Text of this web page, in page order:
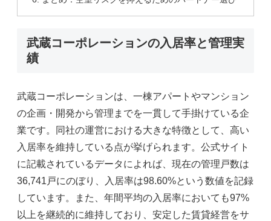
武蔵コーポレーションの入居率と管理実
績
武蔵コーポレーションは、一棟アパートやマンション
の企画・開発から管理までを一貫して手掛けている企
業です。同社の運営における大きな特徴として、高い
入居率を維持している点が挙げられます。公式サイト
に記載されているデータによれば、現在の管理戸数は
36,741戸にのぼり、入居率は98.60%という数値を記録
しています。また、年間平均の入居率においても97%
以上を継続的に維持しており、安定した賃貸経営をサ